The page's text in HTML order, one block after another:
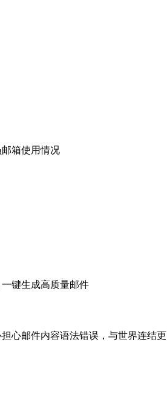
箱使用情况
键生成高质量邮件
心邮件内容语法错误，与世界连结